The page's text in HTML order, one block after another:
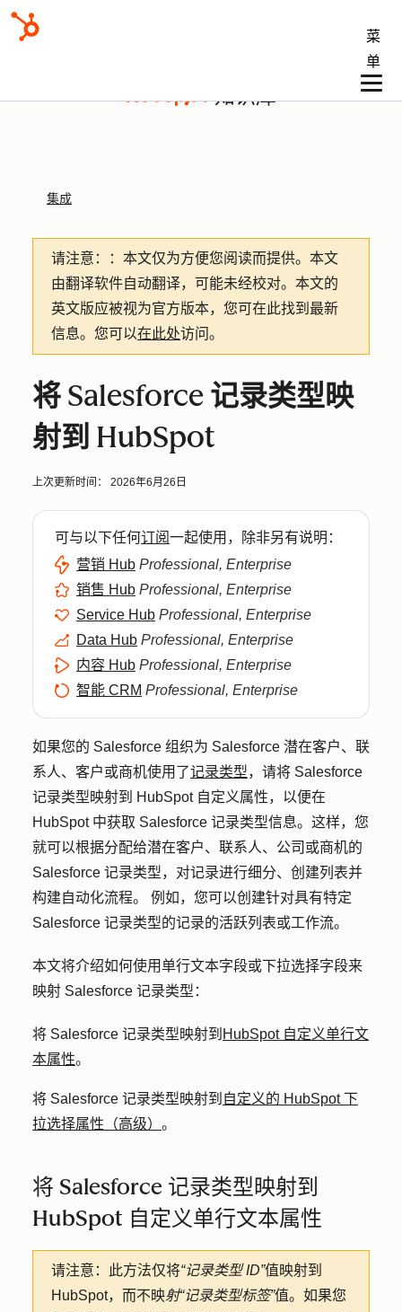
菜
单
知识库
集成
请注意： ：本文仅为方便您阅读而提供。 本文
由翻译软件自动翻译，可能未经校对。本文的
英文版应被视为官方版本，您可在此找到最新
信息。您可以在此处访问。
将 Salesforce 记录类型映
射到 HubSpot
上次更新时间： 2026年6月26日
可与以下任何订阅一起使用，除非另有说明：
营销 Hub Professional, Enterprise
销售 Hub Professional, Enterprise
Service Hub Professional, Enterprise
Data Hub Professional, Enterprise
内容 Hub Professional, Enterprise
智能 CRM Professional, Enterprise
如果您的 Salesforce 组织为 Salesforce 潜在客户、联
系人、客户或商机使用了记录类型，请将 Salesforce
记录类型映射到 HubSpot 自定义属性，以便在
HubSpot 中获取 Salesforce 记录类型信息。这样，您
就可以根据分配给潜在客户、联系人、公司或商机的
Salesforce 记录类型，对记录进行细分、创建列表并
构建自动化流程。 例如，您可以创建针对具有特定
Salesforce 记录类型的记录的活跃列表或工作流。
本文将介绍如何使用单行文本字段或下拉选择字段来
映射 Salesforce 记录类型：
将 Salesforce 记录类型映射到 HubSpot 自定义单行文
本属性。
将 Salesforce 记录类型映射到 自定义的 HubSpot 下
拉选择属性（高级） 。
将 Salesforce 记录类型映射到
HubSpot 自定义单行文本属性
请注意： 此方法仅将“记录类型 ID”值映射到
HubSpot，而不映射“记录类型标签”值。如果您